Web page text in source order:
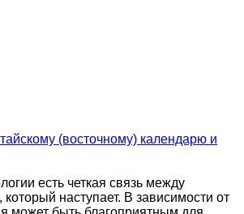
(восточному) календарю и
есть четкая связь между
наступает. В зависимости от